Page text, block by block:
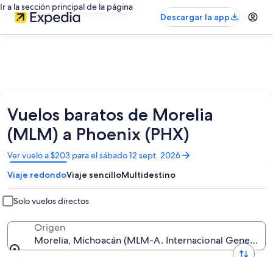
Ir a la sección principal de la página
Descargar la app
Vuelos baratos de Morelia
(MLM) a Phoenix (PHX)
Ver vuelo a $203 para el sábado 12 sept. 2026
Se
abrirá
en
una
nueva
ventana
Viaje redondoViaje sencilloMultidestino
Solo vuelos directos
Origen
Morelia, Michoacán (MLM-A. Internacional General